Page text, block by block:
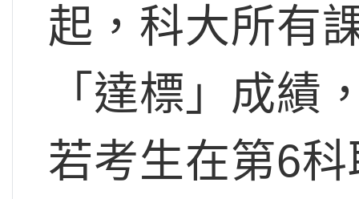
起，科大所有
「達標」成績
若考生在第6